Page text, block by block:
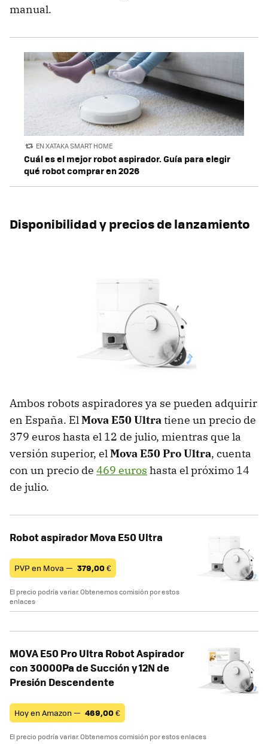
manual.
EN XATAKA SMART HOME
Cuál es el mejor robot aspirador. Guía para elegir
qué robot comprar en 2026
Disponibilidad y precios de lanzamiento
Ambos robots aspiradores ya se pueden adquirir
en España. ElMova E50 Ultratiene un precio de
379 euros hasta el 12 de julio, mientras que la
versión superior, elMova E50 Pro Ultra, cuenta
con un precio de 469 euros hasta el próximo 14
de julio.
Robot aspirador Mova E50 Ultra
PVP en Mova — 379,00€
El precio podría variar. Obtenemos comisión por estos
enlaces
MOVA E50 Pro Ultra Robot Aspirador
con 30000Pa de Succión y 12N de
Presión Descendente
Hoy en Amazon — 469,00€
El precio podría variar. Obtenemos comisión por estos enlaces